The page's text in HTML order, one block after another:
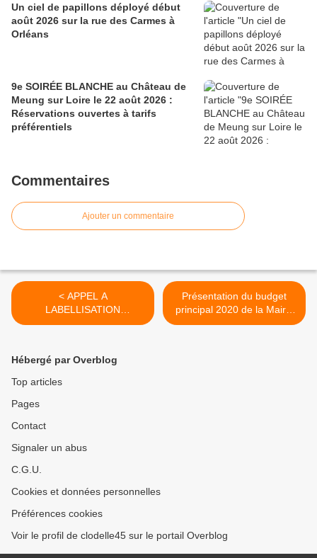
Un ciel de papillons déployé début
août 2026 sur la rue des Carmes à
Orléans
9e SOIRÉE BLANCHE au Château de
Meung sur Loire le 22 août 2026 :
Réservations ouvertes à tarifs
préférentiels
Commentaires
Ajouter un commentaire
< APPEL A
LABELLISATION
D’INITIATIVES Nouvelles
jusqu’au 20 janvier 2020
Présentation du budget
principal 2020 de la Mairie
d’Orléans par Olivier
Hébergé par Overblog
Top articles
Pages
Contact
Signaler un abus
C.G.U.
Cookies et données personnelles
Préférences cookies
Voir le profil de clodelle45 sur le portail Overblog